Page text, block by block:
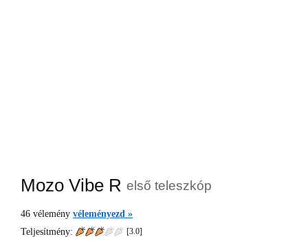
Mozo Vibe R első teleszkóp
46 vélemény véleményezd »
Teljesítmény:
[3.0]